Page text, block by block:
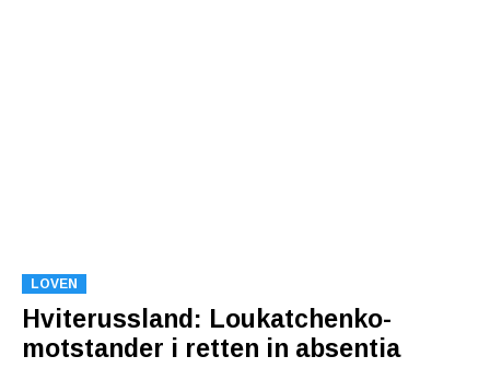
LOVEN
Hviterussland: Loukatchenko-
motstander i retten in absentia